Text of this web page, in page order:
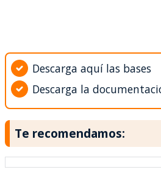
Descarga aquí las bases
Descarga la
Te recomendamos: